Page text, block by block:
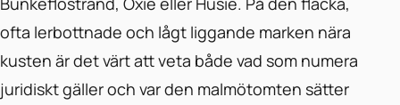
ofta lerbottnade och lågt liggande marken nära
kusten är det värt att veta både vad som numera
juridiskt gäller och var den malmötomten sätter